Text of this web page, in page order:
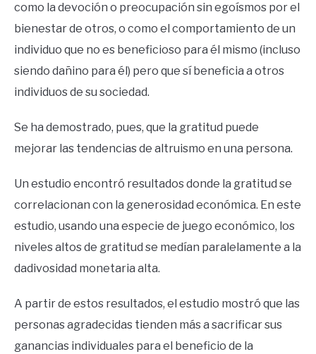
como la devoción o preocupación sin egoísmos por el
bienestar de otros, o como el comportamiento de un
individuo que no es beneficioso para él mismo (incluso
siendo dañino para él) pero que sí beneficia a otros
individuos de su sociedad.
Se ha demostrado, pues, que la gratitud puede
mejorar las tendencias de altruismo en una persona.
Un estudio encontró resultados donde la gratitud se
correlacionan con la generosidad económica. En este
estudio, usando una especie de juego económico, los
niveles altos de gratitud se medían paralelamente a la
dadivosidad monetaria alta.
A partir de estos resultados, el estudio mostró que las
personas agradecidas tienden más a sacrificar sus
ganancias individuales para el beneficio de la